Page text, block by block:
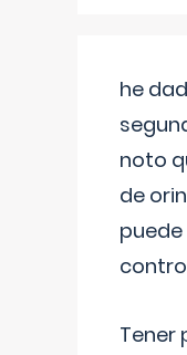
he
noto
de
Tener